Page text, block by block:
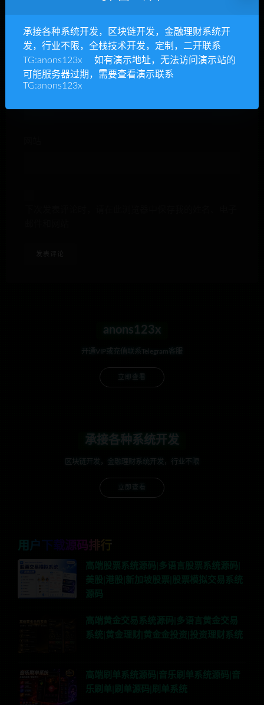
昵称*
E-mail*
anons123x
开通VIP或充值联系Telegram客服
立即查看
承接各种系统开发
区块链开发，金融理财系统开发，行业不限
立即查看
用户下载源码排行
高端股票系统源码|多语言股票系统源码|
美股|港股|新加坡股票|股票模拟交易系统
源码
高端黄金交易系统源码|多语言黄金交易
系统|黄金理财|黄金金投资|投资理财系统
高端刷单系统源码|音乐刷单系统源码|音
乐刷单|刷单源码|刷单系统
承接各种系统开发，区块链开发，金融理财系统开
发，行业不限，全栈技术开发，定制，二开联系
TG:anons123x 如有演示地址，无法访问演示站的
可能服务器过期，需要查看演示联系
TG:anons123x